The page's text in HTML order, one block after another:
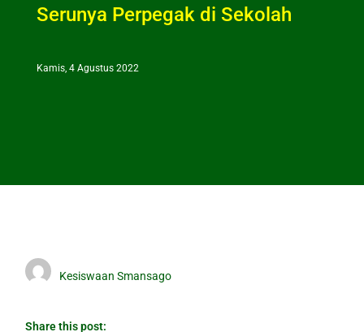
Serunya Perpegak di Sekolah
Kamis, 4 Agustus 2022
Kesiswaan Smansago
Share this post: